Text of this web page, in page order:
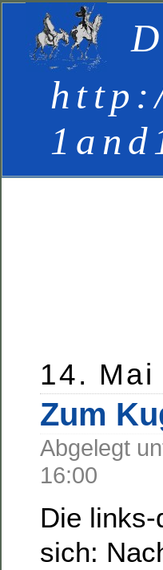
14. Mai
Zum
Abgelegt
16:00
Die
sich: